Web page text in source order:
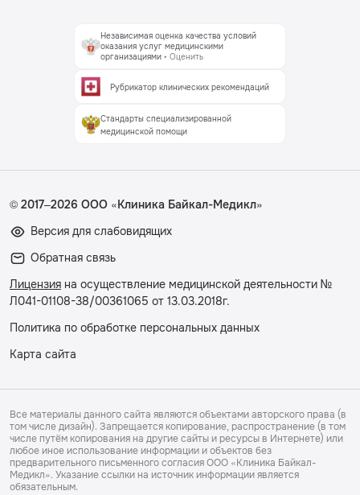
Независимая оценка качества условий
оказания услуг медицинскими
организациями • Оценить
Рубрикатор клинических рекомендаций
Стандарты специализированной
медицинской помощи
© 2017–2026 ООО «Клиника Байкал-Медикл»
Версия для слабовидящих
Обратная связь
Лицензия на осуществление медицинской деятельности №
Л041-01108-38/00361065 от 13.03.2018г.
Политика по обработке персональных данных
Карта сайта
Все материалы данного сайта являются объектами авторского права (в
том числе дизайн). Запрещается копирование, распространение (в том
числе путём копирования на другие сайты и ресурсы в Интернете) или
любое иное использование информации и объектов без
предварительного письменного согласия ООО «Клиника Байкал-
Медикл». Указание ссылки на источник информации является
обязательным.